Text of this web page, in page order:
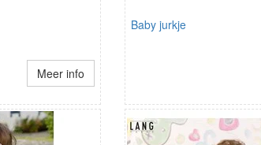
Meer info
Baby jurkje